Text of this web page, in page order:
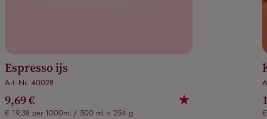
Espresso ijs
Art.-Nr. 40028
9,69 €
€ 19,38 per 1000ml / 500 ml = 254 g